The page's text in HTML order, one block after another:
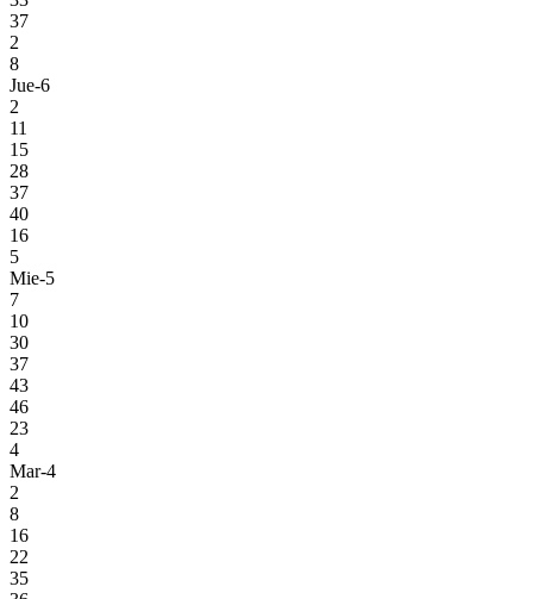
37
2
8
Jue-6
2
11
15
28
37
40
16
5
Mie-5
7
10
30
37
43
46
23
4
Mar-4
2
8
16
22
35